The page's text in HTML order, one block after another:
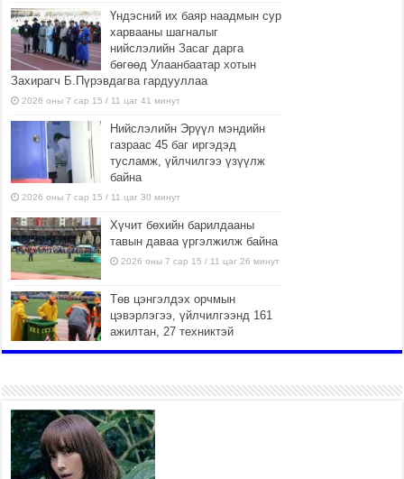
Үндэсний их баяр наадмын сур
харвааны шагналыг
нийслэлийн Засаг дарга
бөгөөд Улаанбаатар хотын
Захирагч Б.Пүрэвдагва гардууллаа
2026 оны 7 сар 15 / 11 цаг 41 минут
Нийслэлийн Эрүүл мэндийн
газраас 45 баг иргэдэд
тусламж, үйлчилгээ үзүүлж
байна
2026 оны 7 сар 15 / 11 цаг 30 минут
Хүчит бөхийн барилдааны
тавын даваа үргэлжилж байна
2026 оны 7 сар 15 / 11 цаг 26 минут
Төв цэнгэлдэх орчмын
цэвэрлэгээ, үйлчилгээнд 161
ажилтан, 27 техниктэй
ажиллаж байна
Наадмын амралтын өдрүүдэд
нийслэлийн эрүүл мэндийн
байгууллагууд дараах
хуваарийн дагуу ажиллана
2026 оны 7 сар 15 / 11 цаг 18 минут